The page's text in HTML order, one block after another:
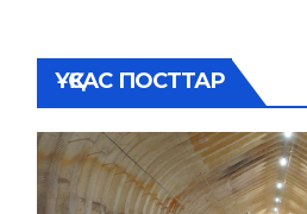
ҰҚСАС ПОСТТАР